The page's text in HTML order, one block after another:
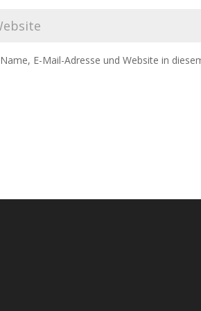
Name, E-Mail-Adresse und Website in